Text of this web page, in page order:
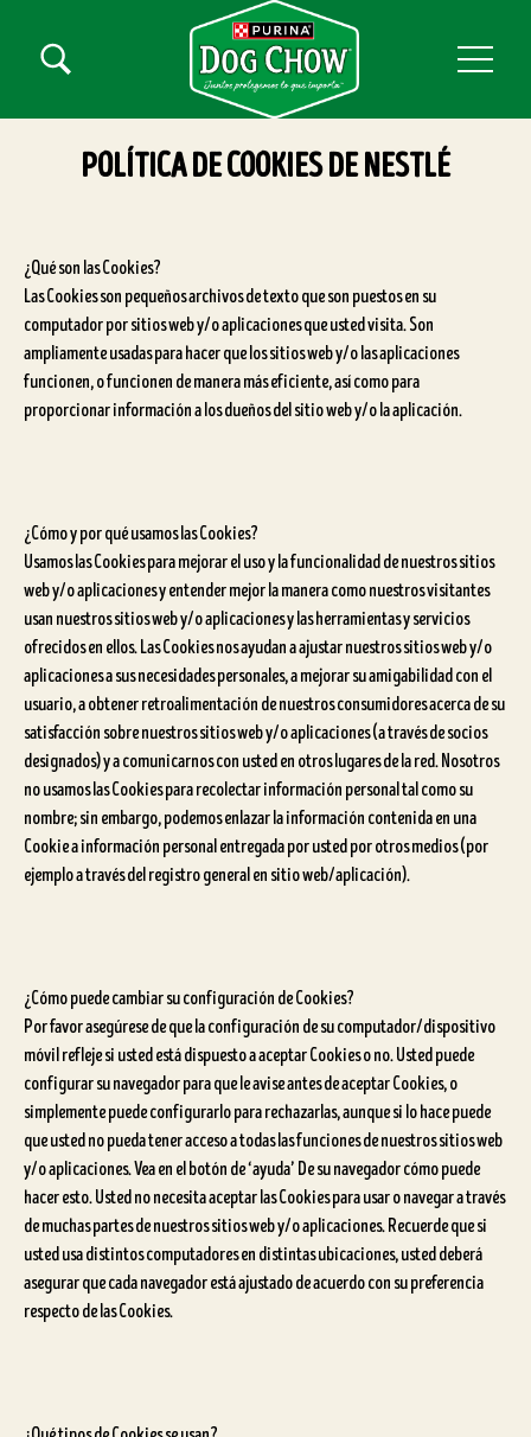
Menú secundario Dog Chow
Menú Principal Dog Chow
POLÍTICA DE COOKIES DE NESTLÉ
¿Qué son las Cookies?
Las Cookies son pequeños archivos de texto que son puestos en su
computador por sitios web y/o aplicaciones que usted visita. Son
ampliamente usadas para hacer que los sitios web y/o las aplicaciones
funcionen, o funcionen de manera más eficiente, así como para
proporcionar información a los dueños del sitio web y/o la aplicación.
¿Cómo y por qué usamos las Cookies?
Usamos las Cookies para mejorar el uso y la funcionalidad de nuestros sitios
web y/o aplicaciones y entender mejor la manera como nuestros visitantes
usan nuestros sitios web y/o aplicaciones y las herramientas y servicios
ofrecidos en ellos. Las Cookies nos ayudan a ajustar nuestros sitios web y/o
aplicaciones a sus necesidades personales, a mejorar su amigabilidad con el
usuario, a obtener retroalimentación de nuestros consumidores acerca de su
satisfacción sobre nuestros sitios web y/o aplicaciones (a través de socios
designados) y a comunicarnos con usted en otros lugares de la red. Nosotros
no usamos las Cookies para recolectar información personal tal como su
nombre; sin embargo, podemos enlazar la información contenida en una
Cookie a información personal entregada por usted por otros medios (por
ejemplo a través del registro general en sitio web/aplicación).
¿Cómo puede cambiar su configuración de Cookies?
Por favor asegúrese de que la configuración de su computador/dispositivo
móvil refleje si usted está dispuesto a aceptar Cookies o no. Usted puede
configurar su navegador para que le avise antes de aceptar Cookies, o
simplemente puede configurarlo para rechazarlas, aunque si lo hace puede
que usted no pueda tener acceso a todas las funciones de nuestros sitios web
y/o aplicaciones. Vea en el botón de ‘ayuda’ De su navegador cómo puede
hacer esto. Usted no necesita aceptar las Cookies para usar o navegar a través
de muchas partes de nuestros sitios web y/o aplicaciones. Recuerde que si
usted usa distintos computadores en distintas ubicaciones, usted deberá
asegurar que cada navegador está ajustado de acuerdo con su preferencia
respecto de las Cookies.